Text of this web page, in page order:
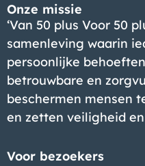
Onze missie
‘Van 50 plus Voor 50
samenleving waarin
persoonlijke
betrouwbare en
beschermen mensen
en zetten veiligheid
Voor bezoekers